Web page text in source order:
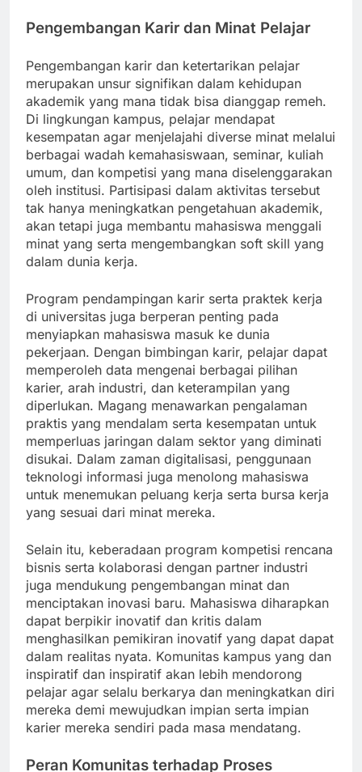
Pengembangan Karir dan Minat Pelajar
Pengembangan karir dan ketertarikan pelajar
merupakan unsur signifikan dalam kehidupan
akademik yang mana tidak bisa dianggap remeh.
Di lingkungan kampus, pelajar mendapat
kesempatan agar menjelajahi diverse minat melalui
berbagai wadah kemahasiswaan, seminar, kuliah
umum, dan kompetisi yang mana diselenggarakan
oleh institusi. Partisipasi dalam aktivitas tersebut
tak hanya meningkatkan pengetahuan akademik,
akan tetapi juga membantu mahasiswa menggali
minat yang serta mengembangkan soft skill yang
dalam dunia kerja.
Program pendampingan karir serta praktek kerja
di universitas juga berperan penting pada
menyiapkan mahasiswa masuk ke dunia
pekerjaan. Dengan bimbingan karir, pelajar dapat
memperoleh data mengenai berbagai pilihan
karier, arah industri, dan keterampilan yang
diperlukan. Magang menawarkan pengalaman
praktis yang mendalam serta kesempatan untuk
memperluas jaringan dalam sektor yang diminati
disukai. Dalam zaman digitalisasi, penggunaan
teknologi informasi juga menolong mahasiswa
untuk menemukan peluang kerja serta bursa kerja
yang sesuai dari minat mereka.
Selain itu, keberadaan program kompetisi rencana
bisnis serta kolaborasi dengan partner industri
juga mendukung pengembangan minat dan
menciptakan inovasi baru. Mahasiswa diharapkan
dapat berpikir inovatif dan kritis dalam
menghasilkan pemikiran inovatif yang dapat dapat
dalam realitas nyata. Komunitas kampus yang dan
inspiratif dan inspiratif akan lebih mendorong
pelajar agar selalu berkarya dan meningkatkan diri
mereka demi mewujudkan impian serta impian
karier mereka sendiri pada masa mendatang.
Peran Komunitas terhadap Proses